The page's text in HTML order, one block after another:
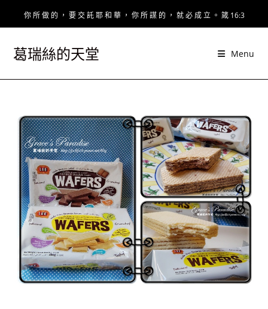
你 所 做 的 ， 要 交 託 耶 和 華 ， 你 所 謀 的 ， 就 必 成 立 。 箴 16:3
葛瑞絲的天堂 Menu